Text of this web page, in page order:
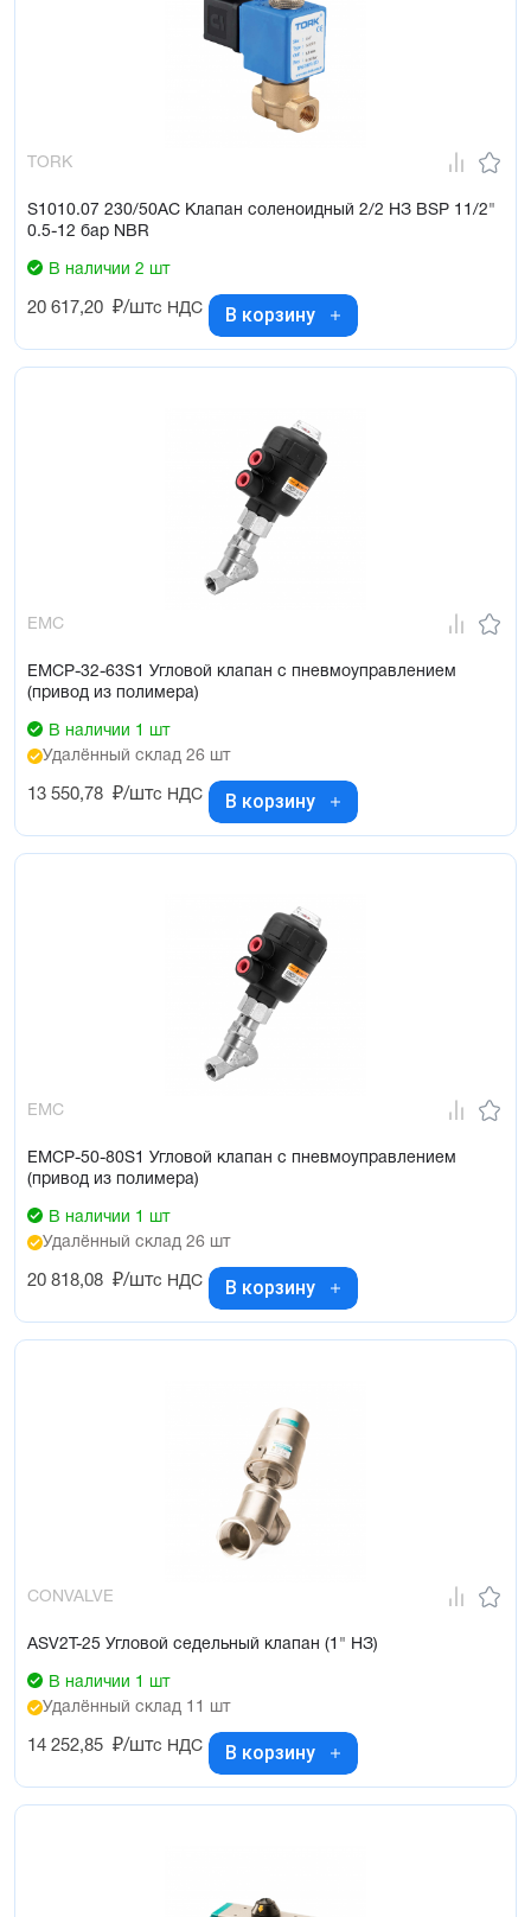
TORK
S1010.07 230/50AC Клапан соленоидный 2/2 НЗ BSP 11/2"
0.5-12 бар NBR
В наличии 2 шт
20 617,20 ₽/штс НДС В корзину
EMC
EMCP-32-63S1 Угловой клапан с пневмоуправлением
(привод из полимера)
В наличии 1 шт
Удалённый склад 26 шт
13 550,78 ₽/штс НДС В корзину
EMC
EMCP-50-80S1 Угловой клапан с пневмоуправлением
(привод из полимера)
В наличии 1 шт
Удалённый склад 26 шт
20 818,08 ₽/штс НДС В корзину
CONVALVE
ASV2T-25 Угловой седельный клапан (1" НЗ)
В наличии 1 шт
Удалённый склад 11 шт
14 252,85 ₽/штс НДС В корзину